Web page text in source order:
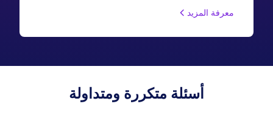
تنفيذية، أنشئ رسائل مصقولة واحترافية تعكس
معرفة المزيد
أسئلة متكررة ومتداولة